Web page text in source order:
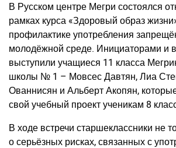
В Русском центре Мегри состоялся
рамках курса «Здоровый образ
профилактике употребления
молодёжной среде. Инициаторами и
выступили учащиеся 11 класса
школы № 1 – Мовсес Давтян, Лиа
Ованнисян и Альберт Акопян,
свой учебный проект ученикам 8
В ходе встречи старшеклассники не
о серьёзных рисках, связанных с